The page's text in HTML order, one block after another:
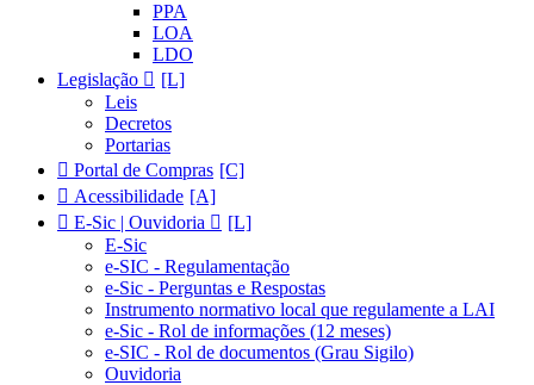
PPA
LOA
LDO
Legislação
Leis
Decretos
Portarias
Portal de Compras
Acessibilidade
E-Sic | Ouvidoria
E-Sic
e-SIC - Regulamentação
e-Sic - Perguntas e Respostas
Instrumento normativo local que regulamente a LAI
e-Sic - Rol de informações (12 meses)
e-SIC - Rol de documentos (Grau Sigilo)
Ouvidoria